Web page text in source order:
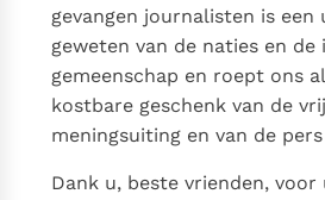
gevangen journalisten is
geweten van de naties en
gemeenschap en roept ons
kostbare geschenk van de
meningsuiting en van de
Dank u, beste vrienden,